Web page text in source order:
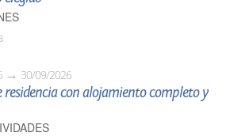
30/09/2026
residencia con alojamiento completo y